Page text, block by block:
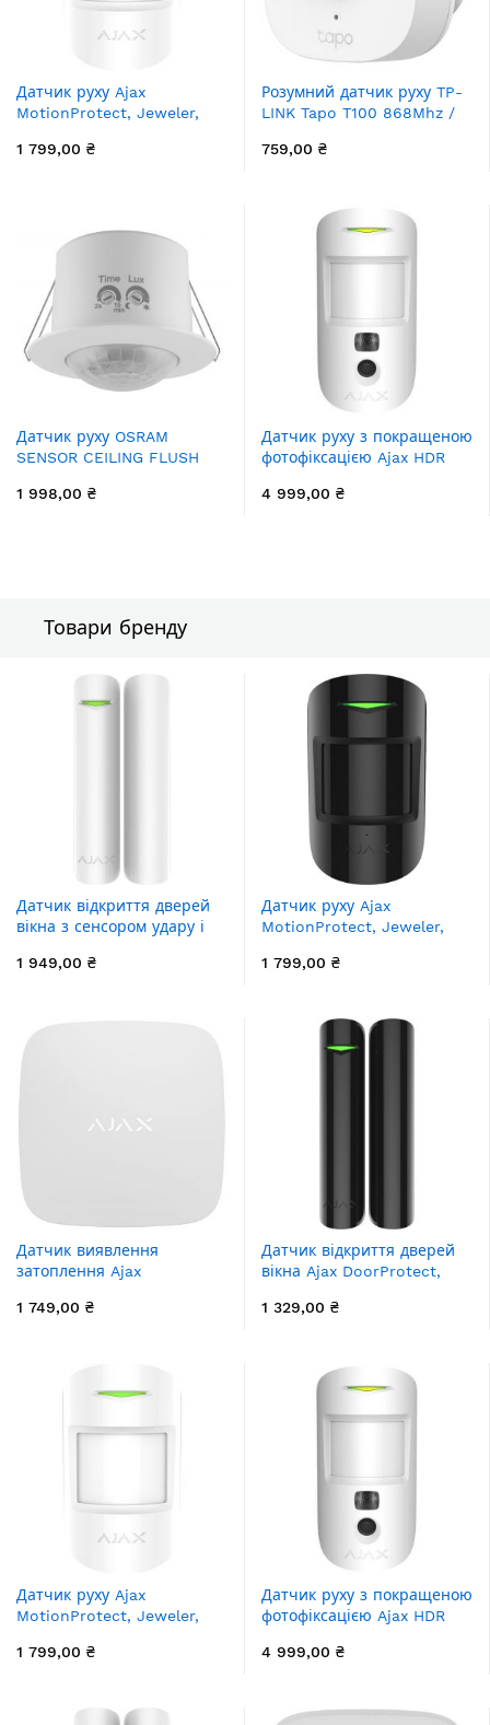
Датчик руху Ajax
MotionProtect, Jeweler,
(5328.09.WH1)
1 799,00 ₴
Розумний датчик руху TP-
LINK Tapo T100 868Mhz /
759,00 ₴
Датчик руху OSRAM
SENSOR CEILING FLUSH
1 998,00 ₴
Датчик руху з покращеною
фотофіксацією Ajax HDR
бездротовий, білий
4 999,00 ₴
Товари бренду
Датчик відкриття дверей
вікна з сенсором удару і
Plus, Jeweler, бездротовий,
1 949,00 ₴
Датчик руху Ajax
MotionProtect, Jeweler,
(5314.09.BL1)
1 799,00 ₴
Датчик виявлення
затоплення Ajax
бездротовий, білий
1 749,00 ₴
Датчик відкриття дверей
вікна Ajax DoorProtect,
чорний
1 329,00 ₴
Датчик руху Ajax
MotionProtect, Jeweler,
(5328.09.WH1)
1 799,00 ₴
Датчик руху з покращеною
фотофіксацією Ajax HDR
бездротовий, білий
4 999,00 ₴